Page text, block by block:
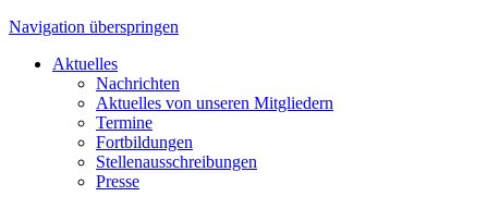
Navigation überspringen
Aktuelles
Nachrichten
Aktuelles von unseren Mitgliedern
Termine
Fortbildungen
Stellenausschreibungen
Presse